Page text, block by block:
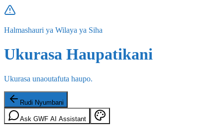
Halmashauri ya Wilaya ya Siha
Ukurasa Haupatikani
Ukurasa unaoutafuta haupo.
Rudi Nyumbani
Ask GWF AI Assistant